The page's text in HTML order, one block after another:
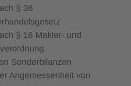
§ 36
§ 16 Makler- und
Sonderbilanzen
Angemessenheit von